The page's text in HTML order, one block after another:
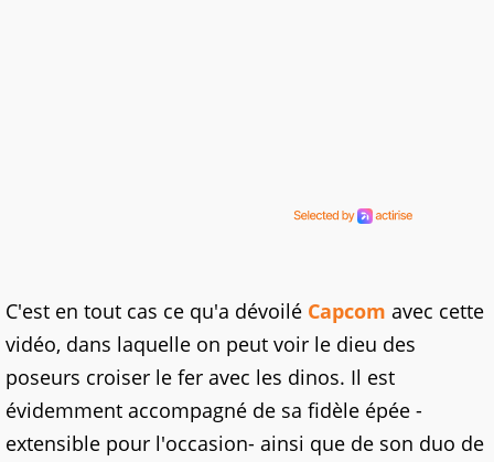
C'est en tout cas ce qu'a dévoilé Capcom avec cette
vidéo, dans laquelle on peut voir le dieu des
poseurs croiser le fer avec les dinos. Il est
évidemment accompagné de sa fidèle épée -
extensible pour l'occasion- ainsi que de son duo de